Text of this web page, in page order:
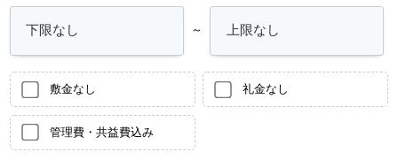
～
敷金なし 礼金なし
管理費・共益費込み